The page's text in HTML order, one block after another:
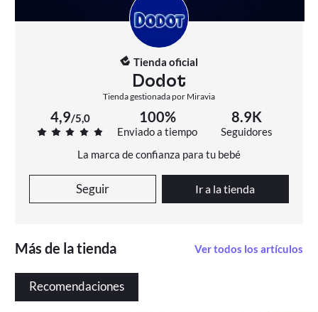
Tienda oficial
Dodot
Tienda gestionada por Miravia
4,9/5,0 100%
Enviado a tiempo
8.9K
Seguidores
La marca de confianza para tu bebé
Seguir Ir a la tienda
Más de la tienda Ver todos los artículos
Recomendaciones